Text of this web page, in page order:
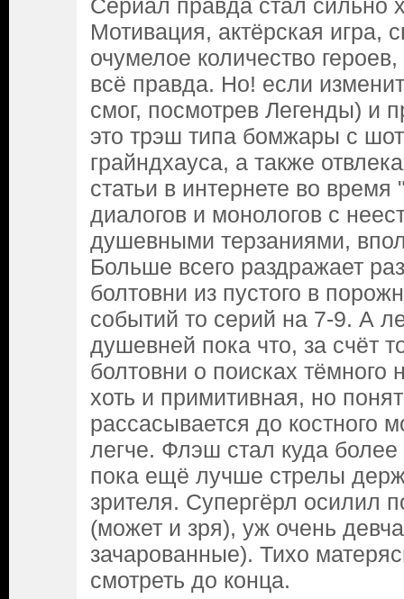
Сериал правда стал сильно
Мотивация, актёрская игра,
очумелое количество
всё правда. Но! если
смог, посмотрев Легенды) и
это трэш типа бомжары с
грайндхауса, а также
статьи в интернете во время
диалогов и монологов с
душевными терзаниями,
Больше всего раздражает
болтовни из пустого в
событий то серий на 7-9. А
душевней пока что, за счёт
болтовни о поисках тёмного
хоть и примитивная, но
рассасывается до костного
легче. Флэш стал куда
пока ещё лучше стрелы
зрителя. Супергёрл осилил
(может и зря), уж очень
зачарованные). Тихо
смотреть до конца.